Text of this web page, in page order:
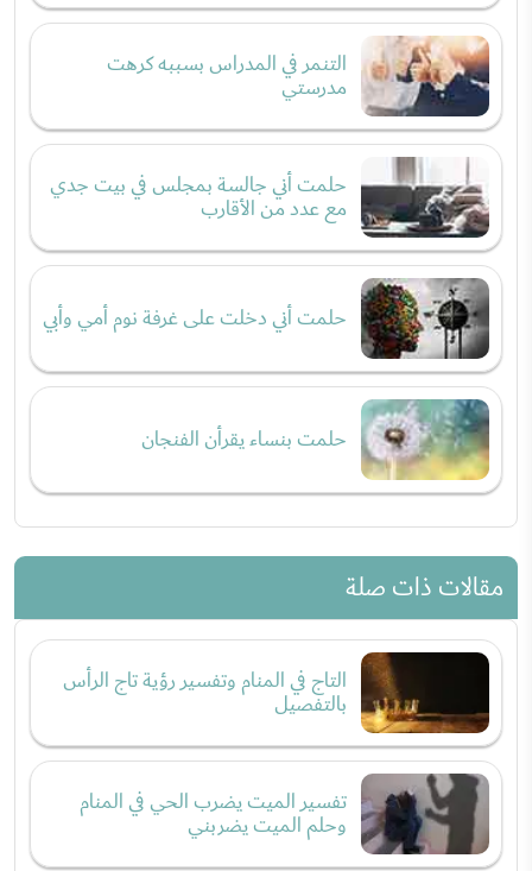
التنمر في المدراس بسببه كرهت
مدرستي
حلمت أني جالسة بمجلس في بيت جدي
مع عدد من الأقارب
حلمت أني دخلت على غرفة نوم أمي وأبي
حلمت بنساء يقرأن الفنجان
مقالات ذات صلة
التاج في المنام وتفسير رؤية تاج الرأس
بالتفصيل
تفسير الميت يضرب الحي في المنام
وحلم الميت يضربني